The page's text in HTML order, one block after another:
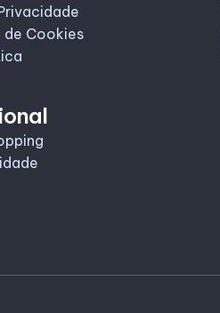
de Cookies